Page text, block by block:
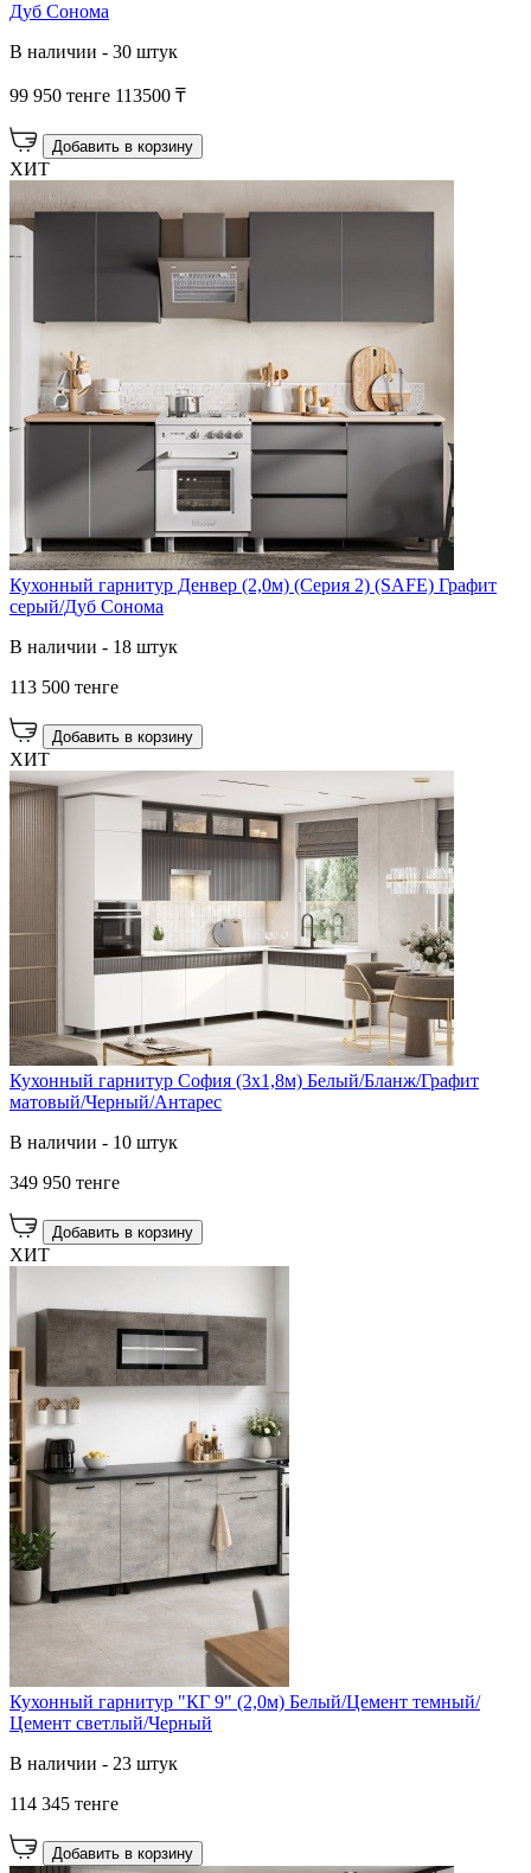
Дуб Сонома
В наличии - 30 штук
99 950 тенге 113500 ₸
Добавить в корзину
ХИТ
Кухонный гарнитур Денвер (2,0м) (Серия 2) (SAFE) Графит
серый/Дуб Сонома
В наличии - 18 штук
113 500 тенге
Добавить в корзину
ХИТ
Кухонный гарнитур София (3х1,8м) Белый/Бланж/Графит
матовый/Черный/Антарес
В наличии - 10 штук
349 950 тенге
Добавить в корзину
ХИТ
Кухонный гарнитур "КГ 9" (2,0м) Белый/Цемент темный/
Цемент светлый/Черный
В наличии - 23 штук
114 345 тенге
Добавить в корзину